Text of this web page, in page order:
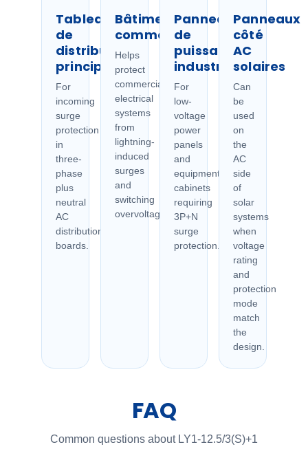
Tableaux
de
distribution
principaux
For
incoming
surge
protection
in
three-
phase
plus
neutral
AC
distribution
boards.
Bâtiments
commerciaux
Helps
protect
commercial
electrical
systems
from
lightning-
induced
surges
and
switching
overvoltage.
Panneaux
de
puissance
industriels
For
low-
voltage
power
panels
and
equipment
cabinets
requiring
3P+N
surge
protection.
Panneaux
côté
AC
solaires
Can
be
used
on
the
AC
side
of
solar
systems
when
voltage
rating
and
protection
mode
match
the
design.
FAQ
Common questions about LY1-12.5/3(S)+1